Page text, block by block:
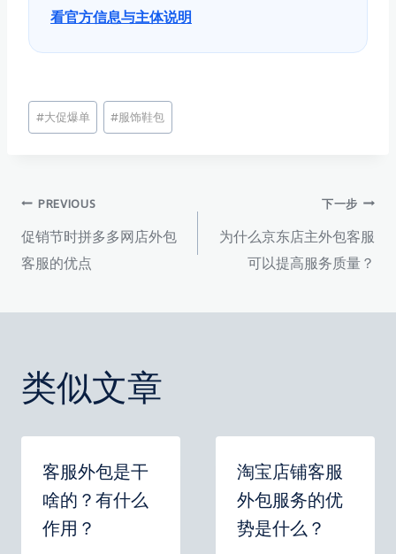
看官方信息与主体说明
文
章
#大促爆单 #服饰鞋包
文
章
导
航
PREVIOUS
促销节时拼多多网店外包
客服的优点
下一步
为什么京东店主外包客服
可以提高服务质量？
类似文章
客服外包是干
啥的？有什么
作用？
淘宝店铺客服
外包服务的优
势是什么？